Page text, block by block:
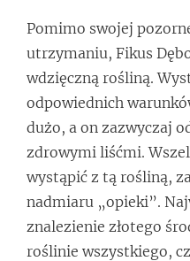
Pomimo swojej
utrzymaniu, Fikus
wdzięczną rośliną.
odpowiednich
dużo, a on zazwyczaj
zdrowymi liśćmi.
wystąpić z tą rośliną,
nadmiaru „opieki”.
znalezienie złotego
roślinie wszystkiego,